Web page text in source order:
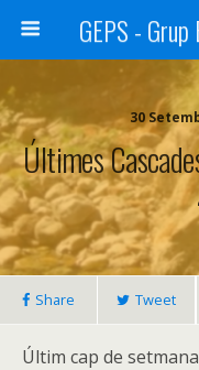
30
Últimes
Share Tweet
Últim cap de